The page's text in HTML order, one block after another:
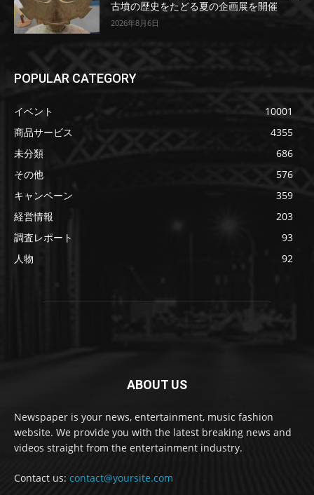
古墳の歴史をたどる夏の企画展を開催
2026年8月6日
POPULAR CATEGORY
イベント
10001
商品サービス
4355
未分類
686
その他
576
キャンペーン
359
経営情報
203
調査レポート
93
人物
92
ABOUT US
Newspaper is your news, entertainment, music fashion
website. We provide you with the latest breaking news and
videos straight from the entertainment industry.
Contact us: contact@yoursite.com